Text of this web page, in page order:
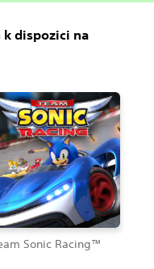
k dispozici na
Sonic Racing™